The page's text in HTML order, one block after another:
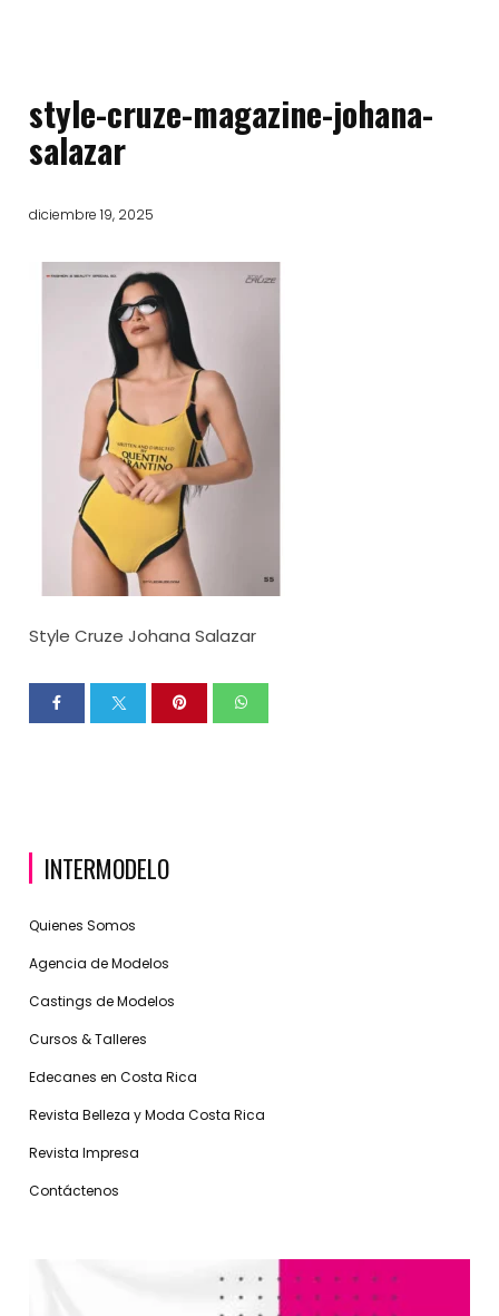
style-cruze-magazine-johana-
salazar
diciembre 19, 2025
Style Cruze Johana Salazar
INTERMODELO
Quienes Somos
Agencia de Modelos
Castings de Modelos
Cursos & Talleres
Edecanes en Costa Rica
Revista Belleza y Moda Costa Rica
Revista Impresa
Contáctenos